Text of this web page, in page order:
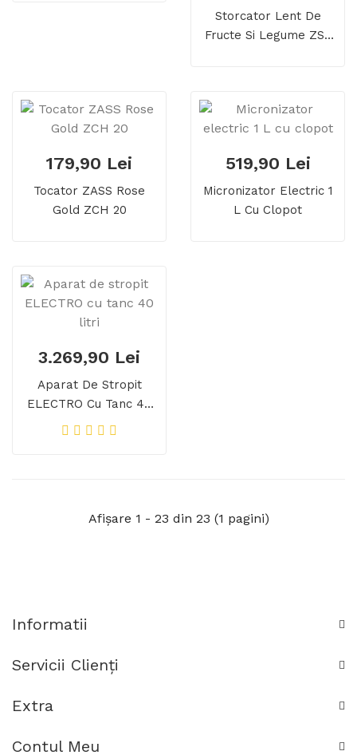
Storcator Lent De
Fructe Si Legume ZSJ
179,90 Lei
Tocator ZASS Rose
Gold ZCH 20
519,90 Lei
Micronizator Electric 1
L Cu Clopot
3.269,90 Lei
Aparat De Stropit
ELECTRO Cu Tanc 40
Litri
Afişare 1 - 23 din 23 (1 pagini)
Informatii
Servicii Clienţi
Extra
Contul Meu